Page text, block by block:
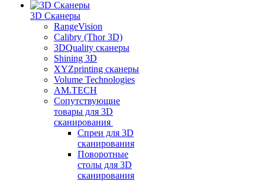
3D Сканеры
RangeVision
Calibry (Thor 3D)
3DQuality сканеры
Shining 3D
XYZprinting сканеры
Volume Technologies
AM.TECH
Сопутствующие
товары для 3D
сканирования
Спреи для 3D
сканирования
Поворотные
столы для 3D
сканирования